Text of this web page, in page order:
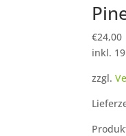
€24,00
inkl.
zzgl.